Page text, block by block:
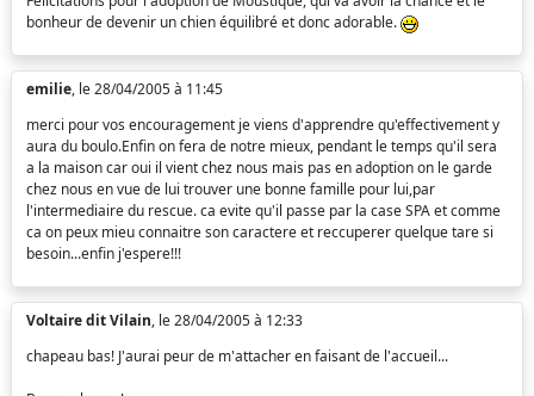
bonheur de devenir un chien équilibré et donc adorable.
emilie, le 28/04/2005 à 11:45
merci pour vos encouragement je viens d'apprendre qu'effectivement y
aura du boulo.Enfin on fera de notre mieux, pendant le temps qu'il sera
a la maison car oui il vient chez nous mais pas en adoption on le garde
chez nous en vue de lui trouver une bonne famille pour lui,par
l'intermediaire du rescue. ca evite qu'il passe par la case SPA et comme
ca on peux mieu connaitre son caractere et reccuperer quelque tare si
besoin...enfin j'espere!!!
Voltaire dit Vilain, le 28/04/2005 à 12:33
chapeau bas! J'aurai peur de m'attacher en faisant de l'accueil...